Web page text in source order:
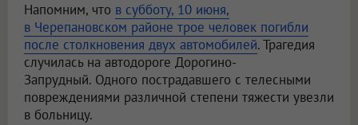
Напомним, что в субботу, 10 июня,
в Черепановском районе трое человек погибли
после столкновения двух автомобилей. Трагедия
случилась на автодороге Дорогино-
Запрудный. Одного пострадавшего с телесными
повреждениями различной степени тяжести увезли
в больницу.